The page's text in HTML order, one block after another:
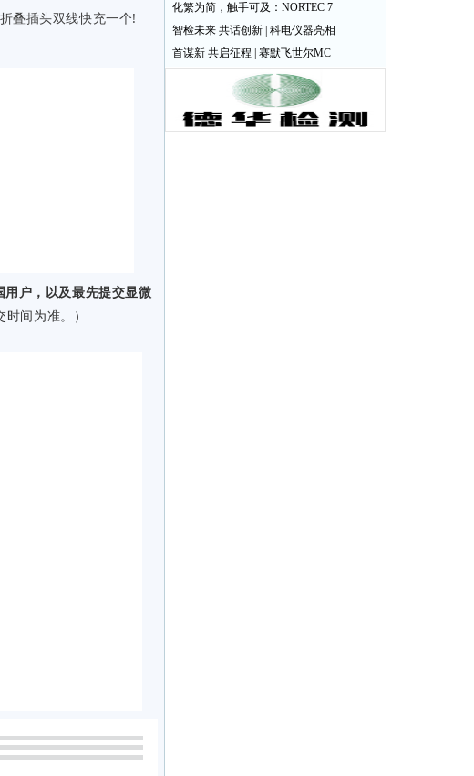
叠插头双线快充一个!
户，以及最先提交显微
时间为准。）
化繁为简，触手可及：NORTEC 7
智检未来 共话创新 | 科电仪器亮相
首谋新 共启征程 | 赛默飞世尔MC